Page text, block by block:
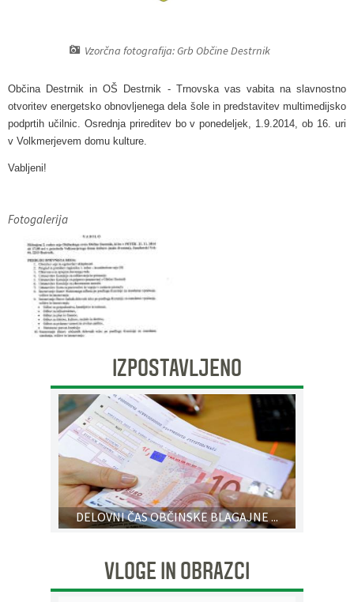
Vzorčna fotografija: Grb Občine Destrnik
Občina Destrnik in OŠ Destrnik - Trnovska vas vabita na slavnostno
otvoritev energetsko obnovljenega dela šole in predstavitev multimedijsko
podprtih učilnic. Osrednja prireditev bo v ponedeljek, 1.9.2014, ob 16. uri
v Volkmerjevem domu kulture.
Vabljeni!
Fotogalerija
IZPOSTAVLJENO
DELOVNI ČAS OBČINSKE BLAGAJNE ...
VLOGE IN OBRAZCI
Varstvo osebnih podatkov
Katalog informacij javnega značaja
Proračun občine
Lokalne volitve